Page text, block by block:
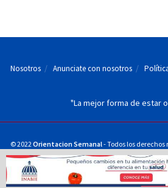
Nosotros Anunciate con nosotros
"La mejor forma de estar
© 2022 Orientacion Semanal- Todos los
Juan Fran Servicios